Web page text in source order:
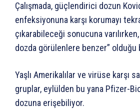
Çalışmada, güçlendirici dozun
enfeksiyonuna karşı korumayı
çıkarabileceği sonucuna
dozda görülenlere benzer”
Yaşlı Amerikalılar ve virüse karşı
gruplar, eylülden bu yana Pfizer-
dozuna erişebiliyor.